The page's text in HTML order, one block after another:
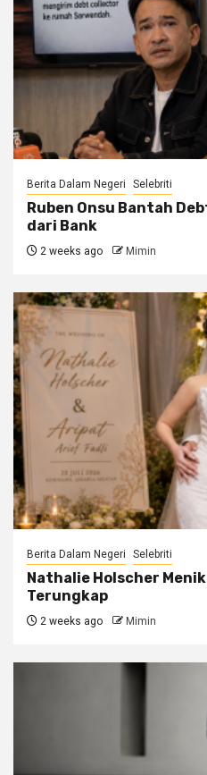
Berita Dalam Negeri Selebriti
Ruben Onsu Bantah
dari Bank
2 weeks ago Mimin
Berita Dalam Negeri Selebriti
Nathalie Holscher
Terungkap
2 weeks ago Mimin